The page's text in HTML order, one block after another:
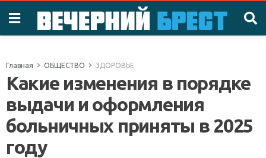
Главная ОБЩЕСТВО ЗДОРОВЬЕ
Какие изменения в порядке
выдачи и оформления
больничных приняты в 2025
году